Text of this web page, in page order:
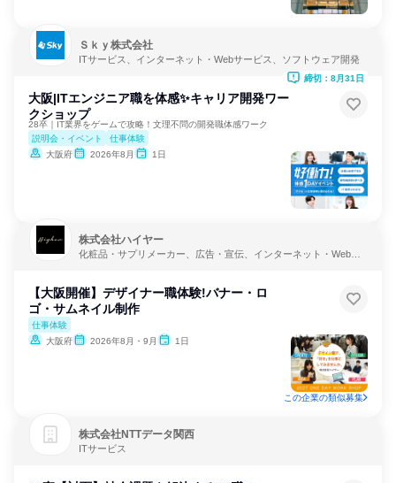
Ｓｋｙ株式会社
ITサービス、インターネット・Webサービス、ソフトウェア開発
大阪|ITエンジニア職を体感✨️キャリア開発ワー
クショップ
28卒｜IT業界をゲームで攻略！文理不問の開発職体感ワーク
説明会・イベント
仕事体験
大阪府
2026年8月 1日
締切：8月31日
株式会社ハイヤー
化粧品・サプリメーカー、広告・宣伝、インターネット・Webサ
【大阪開催】デザイナー職体験!バナー・ロ
ゴ・サムネイル制作
仕事体験
大阪府
2026年8月・9月 1日
この企業の類似募集
株式会社NTTデータ関西
ITサービス